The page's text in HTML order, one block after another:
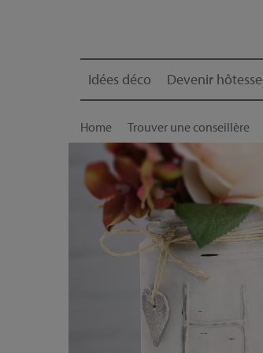
Idées déco Devenir hôtesse
Home Trouver une conseillère